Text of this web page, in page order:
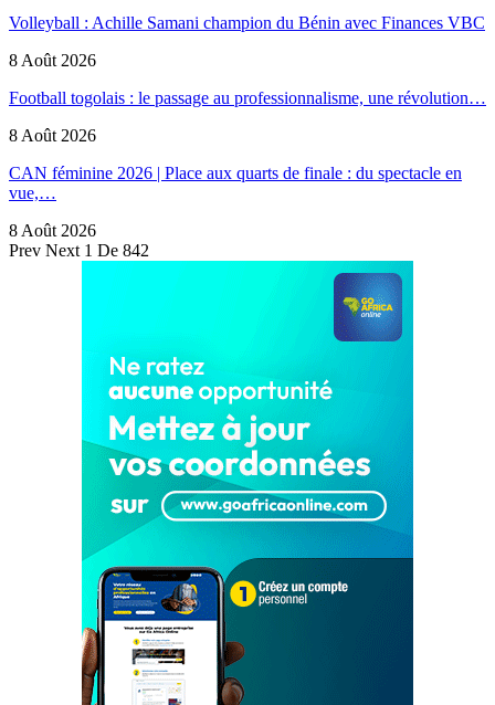
Volleyball : Achille Samani champion du Bénin avec Finances VBC
8 Août 2026
Football togolais : le passage au professionnalisme, une révolution…
8 Août 2026
CAN féminine 2026 | Place aux quarts de finale : du spectacle en
vue,…
8 Août 2026
Prev Next 1 De 842